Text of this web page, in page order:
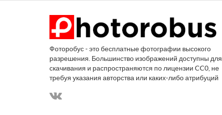
Фоторобус - это бесплатные фотографии высокого
разрешения. Большинство изображений доступны для
скачивания и распространяются по лицензии CC0, не
требуя указания авторства или каких-либо атрибуций